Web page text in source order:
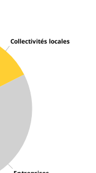
Collectivités locales